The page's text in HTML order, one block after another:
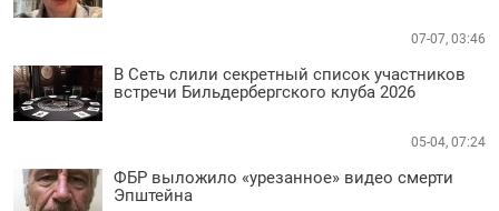
07-07, 03:46
В Сеть слили секретный список участников
встречи Бильдербергского клуба 2026
05-04, 07:24
ФБР выложило «урезанное» видео смерти
Эпштейна